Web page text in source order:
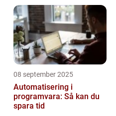
08 september 2025
Automatisering i
programvara: Så kan du
spara tid